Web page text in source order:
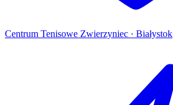
Centrum Tenisowe Zwierzyniec · Białystok